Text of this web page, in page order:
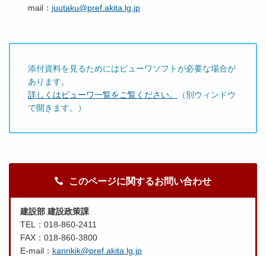
mail： juutaku@pref.akita.lg.jp
添付資料を見るためにはビューワソフトが必要な場合が
あります。
詳しくはビューワ一覧をご覧ください。
（別ウィンドウ
で開きます。）
このページに関するお問い合わせ
建設部 建設政策課
TEL：018-860-2411
FAX：018-860-3800
E-mail： kanrikik@pref.akita.lg.jp